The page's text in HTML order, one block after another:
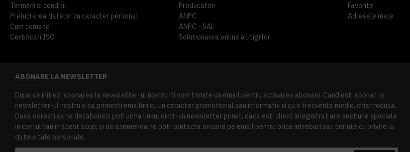
Termeni si conditii
Prelucrarea datelor cu caracter personal
Cum comand
Certificari ISO
Producatori
ANPC
ANPC - SAL
Solutionarea online a litigiilor
Favorite
Adresele mele
ABONARE LA NEWSLETTER
Dupa ce initiezi abonarea la newsletter-ul nostru iti vom trimite un email pentru activarea abonarii. Cand esti abonat la
newsletter-ul nostru o sa primesti emailuri cu un caracter promotional sau informativ si cu o frecventa medie, chiar redusa.
Daca doresti sa te dezabonezi poti urma linkul dintr-un newsletter primit, daca esti client inregistrat ai o sectiune speciala
in contul tau in acest scop, si de asemenea ne poti contacta oricand pe email pentru orice intrebari sau cerinte cu privire la
datele tale personale.